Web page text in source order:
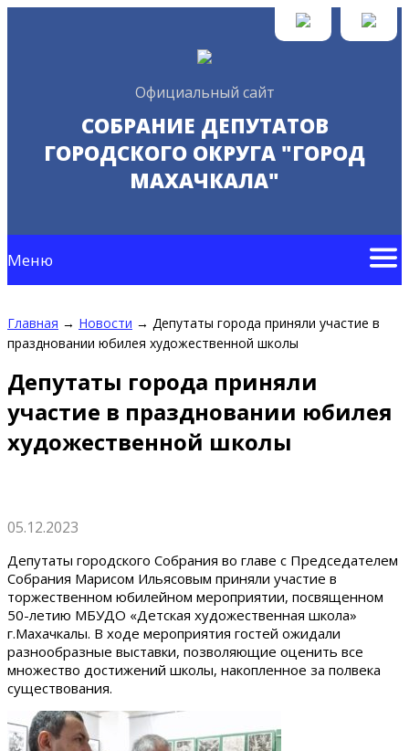
Официальный сайт
СОБРАНИЕ ДЕПУТАТОВ
ГОРОДСКОГО ОКРУГА "ГОРОД
МАХАЧКАЛА"
Меню
Главная → Новости → Депутаты города приняли участие в
праздновании юбилея художественной школы
Депутаты города приняли
участие в праздновании юбилея
художественной школы
05.12.2023
Депутаты городского Собрания во главе с Председателем
Собрания Марисом Ильясовым приняли участие в
торжественном юбилейном мероприятии, посвященном
50-летию МБУДО «Детская художественная школа»
г.Махачкалы. В ходе мероприятия гостей ожидали
разнообразные выставки, позволяющие оценить все
множество достижений школы, накопленное за полвека
существования.